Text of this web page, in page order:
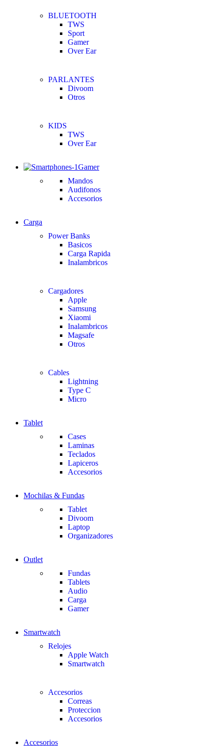
BLUETOOTH
TWS
Sport
Gamer
Over Ear
PARLANTES
Divoom
Otros
KIDS
TWS
Over Ear
Gamer
Mandos
Audifonos
Accesorios
Carga
Power Banks
Basicos
Carga Rapida
Inalambricos
Cargadores
Apple
Samsung
Xiaomi
Inalambricos
Magsafe
Otros
Cables
Lightning
Type C
Micro
Tablet
Cases
Laminas
Teclados
Lapiceros
Accesorios
Mochilas & Fundas
Tablet
Divoom
Laptop
Organizadores
Outlet
Fundas
Tablets
Audio
Carga
Gamer
Smartwatch
Relojes
Apple Watch
Smartwatch
Accesorios
Correas
Proteccion
Accesorios
Accesorios